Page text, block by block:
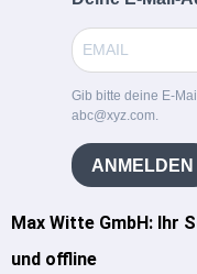
Max Witte GmbH: Ihr
und offline
Gib bitte deine E-
abc@xyz.com.
ANMELDEN